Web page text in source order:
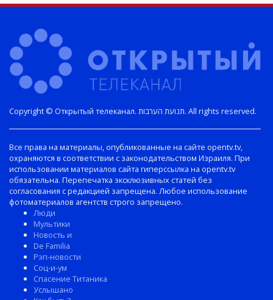
Copyright © Открытый телеканал. תנועת הערבות. All rights reserved.
Все права на материалы, опубликованные на сайте opentv.tv,
охраняются в соответствии с законодательством Израиля. При
использовании материалов сайта гиперссылка на opentv.tv
обязательна. Перепечатка эксклюзивных статей без
согласования с редакцией запрещена. Любое использование
фотоматериалов агентств строго запрещено.
Люди
Мультики
Новость и
De Familia
Рэп-новости
Соц-и-ум
Спасение Титаника
Услышано